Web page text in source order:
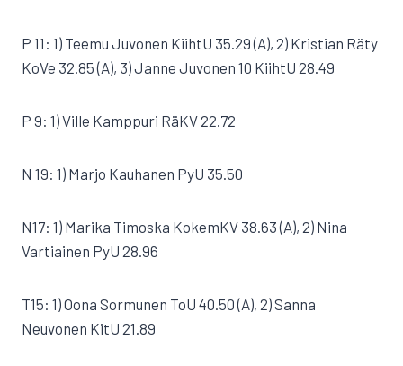
P 11: 1) Teemu Juvonen KiihtU 35.29 (A), 2) Kristian Räty
KoVe 32.85 (A), 3) Janne Juvonen 10 KiihtU 28.49
P 9: 1) Ville Kamppuri RäKV 22.72
N 19: 1) Marjo Kauhanen PyU 35.50
N17: 1) Marika Timoska KokemKV 38.63 (A), 2) Nina
Vartiainen PyU 28.96
T15: 1) Oona Sormunen ToU 40.50 (A), 2) Sanna
Neuvonen KitU 21.89